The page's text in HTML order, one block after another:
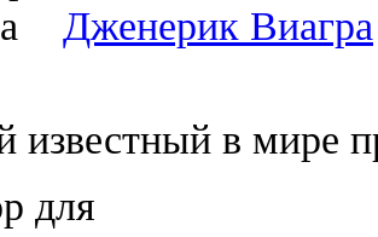
Дженерик Виагра
известный в мире